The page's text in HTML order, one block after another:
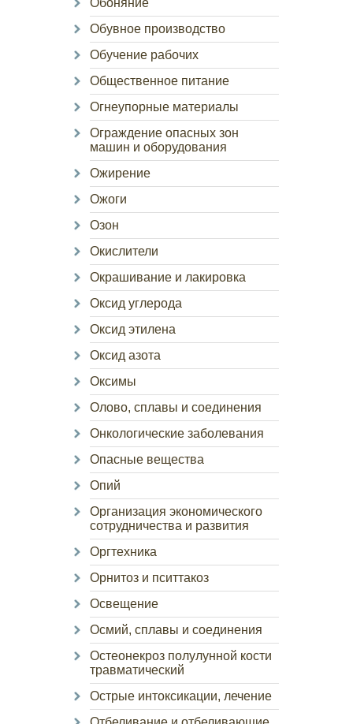
Обоняние
Обувное производство
Обучение рабочих
Общественное питание
Огнеупорные материалы
Ограждение опасных зон
машин и оборудования
Ожирение
Ожоги
Озон
Окислители
Окрашивание и лакировка
Оксид углерода
Оксид этилена
Оксид азота
Оксимы
Олово, сплавы и соединения
Онкологические заболевания
Опасные вещества
Опий
Организация экономического
сотрудничества и развития
Оргтехника
Орнитоз и пситтакоз
Освещение
Осмий, сплавы и соединения
Остеонекроз полулунной кости
травматический
Острые интоксикации, лечение